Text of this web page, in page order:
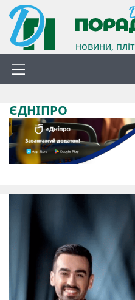
новини,
ЄДНІПРО